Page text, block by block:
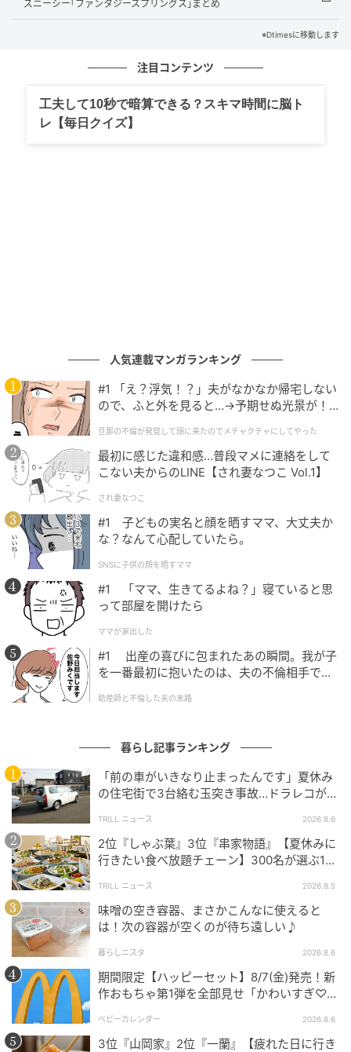
本体はリチウムイオンバッテリーを電源とし、充電時
標準・強・ハイパワーの3段階運転に対応し、標準モー
ドでは最長約60分の連続使用が可能です。
専用のカセット式ホルダーにキッチンペーパーを1枚挟
み、ダストボックスに差し込むとフィルターとして機
能します。
特別な消耗品を用意しなくても、自宅にあるキッチン
ペーパーをそのまま活用できる手軽さが特徴です。
カセット式ホルダーをダストボックスにセットした状
態では、ダストボックス容量は約0.15Lとなっていま
す。
集めたゴミはキッチンペーパーごと取り出してそのま
まゴミ箱へ捨てられるため、従来の掃除機で必要だっ
たフィルターの手洗いや乾燥の手間がかかりません。
ズニーシー｢ファンタジースプリングス｣まとめ
※Dtimesに移動します
注目コンテンツ
工夫して10秒で暗算できる？スキマ時間に脳ト
レ【毎日クイズ】
人気連載マンガランキング
#1 「え？浮気！？」夫がなかなか帰宅しない
ので、ふと外を見ると…→予期せぬ光景が！
クチャにしてやった
旦那の不倫が発覚して頭に来たのでメチャクチャにしてやった
最初に感じた違和感…普段マメに連絡をして
こない夫からのLINE【され妻なつこ Vol.1】
され妻なつこ
#1 子どもの実名と顔を晒すママ、大丈夫か
な？なんて心配していたら。
SNSに子供の顔を晒すママ
#1 「ママ、生きてるよね？」寝ていると思
って部屋を開けたら
ママが家出した
#1 出産の喜びに包まれたあの瞬間。我が子
を一番最初に抱いたのは、夫の不倫相手でし
助産師と不倫した夫の末路
暮らし記事ランキング
「前の車がいきなり止まったんです」夏休み
の住宅街で3台絡む玉突き事故…ドラレコが捉
TRILL ニュース 2026.8.6
2位『しゃぶ葉』3位『串家物語』【夏休みに
行きたい食べ放題チェーン】300名が選ぶ1位
TRILL ニュース 2026.8.5
味噌の空き容器、まさかこんなに使えると
は！次の容器が空くのが待ち遠しい♪
暮らしニスタ 2026.8.6
期間限定【ハッピーセット】8/7(金)発売！新
作おもちゃ第1弾を全部見せ「かわいすぎ♡」
ベビーカレンダー 2026.8.6
3位『山岡家』2位『一蘭』【疲れた日に行き